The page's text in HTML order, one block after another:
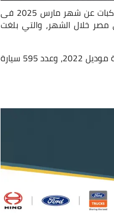
أعلنت مؤسسة الأهرام البيانات الصادرة عن المجمعة المصرية للتأمين الإجباري للمركبات عن شهر مارس 2025 فى
مصر خلال الشهر، والتي بلغت
تنقسم تراخيص السيارات الملاكي الى عدد 154 سيارة موديل 2021، وعدد 297 سيارة موديل 2022، وعدد 595 سيارة